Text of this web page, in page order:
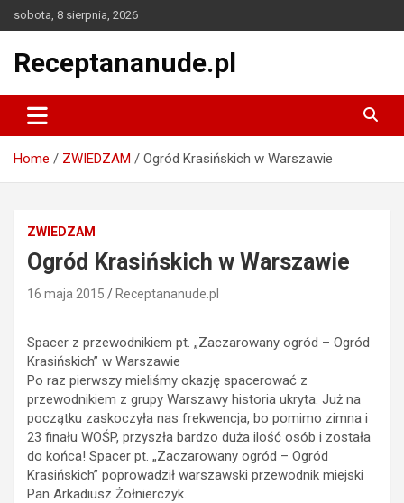
to
sobota, 8 sierpnia, 2026
Receptananude.pl
Home ZWIEDZAM Ogród Krasińskich w Warszawie
ZWIEDZAM
Ogród Krasińskich w Warszawie
16 maja 2015 Receptananude.pl
Spacer z przewodnikiem pt. „Zaczarowany ogród – Ogród
Krasińskich” w Warszawie
Po raz pierwszy mieliśmy okazję spacerować z
przewodnikiem z grupy Warszawy historia ukryta. Już na
początku zaskoczyła nas frekwencja, bo pomimo zimna i
23 finału WOŚP, przyszła bardzo duża ilość osób i została
do końca! Spacer pt. „Zaczarowany ogród – Ogród
Krasińskich” poprowadził warszawski przewodnik miejski
Pan Arkadiusz Żołnierczyk.